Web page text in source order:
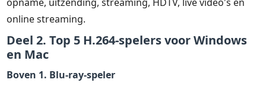
online streaming.
Deel 2. Top 5 H.264-spelers voor Windows
en Mac
Boven 1. Blu-ray-speler